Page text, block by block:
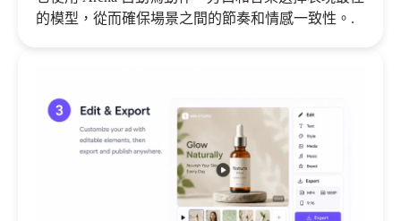
的模型，從而確保場景之間的節奏和情感一致性。.